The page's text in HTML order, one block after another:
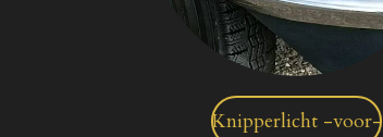
Knipperlicht -voor-